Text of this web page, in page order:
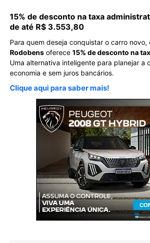
15% de desconto na taxa
de até R$ 3.553,80
Para quem deseja conquistar o carro novo,
Rodobens oferece 15% de desconto na
Uma alternativa inteligente para planejar a
economia e sem juros bancários.
Clique aqui para saber mais!